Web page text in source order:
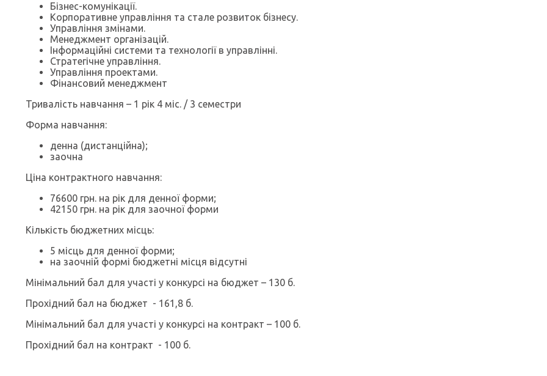
Бізнес-комунікації.
Корпоративне управління та стале розвиток бізнесу.
Управління змінами.
Менеджмент організацій.
Інформаційні системи та технології в управлінні.
Стратегічне управління.
Управління проектами.
Фінансовий менеджмент
Тривалість навчання – 1 рік 4 міс. / 3 семестри
Форма навчання:
денна (дистанційна);
заочна
Ціна контрактного навчання:
76600 грн. на рік для денної форми;
42150 грн. на рік для заочної форми
Кількість бюджетних місць:
5 місць для денної форми;
на заочній формі бюджетні місця відсутні
Мінімальний бал для участі у конкурсі на бюджет – 130 б.
Прохідний бал на бюджет - 161,8 б.
Мінімальний бал для участі у конкурсі на контракт – 100 б.
Прохідний бал на контракт - 100 б.